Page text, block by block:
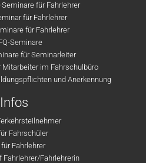
für Fahrlehrer
für Fahrlehrer
für Fahrlehrer
Seminare
für Seminarleiter
Mitarbeiter im Fahrschulbüro
und Anerkennung
Infos
Fahrschüler
Fahrlehrer
Fahrlehrer/Fahrlehrerin